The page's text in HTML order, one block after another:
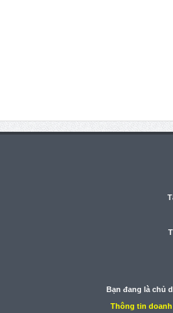
Bạn đang là chủ
Thông tin